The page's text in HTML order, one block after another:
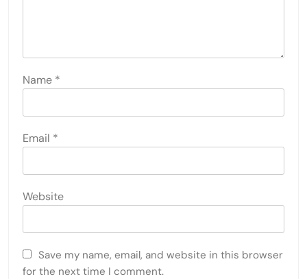
Name *
Email *
Website
Save my name, email, and website in this browser
for the next time I comment.